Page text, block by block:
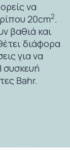
να
20cm2.
βαθιά και
διάφορα
για να
συσκευή
Bahr.